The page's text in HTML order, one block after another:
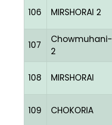
106 MIRSHORAI 2
107
Chowmuhani-
2
108 MIRSHORAI
109 CHOKORIA